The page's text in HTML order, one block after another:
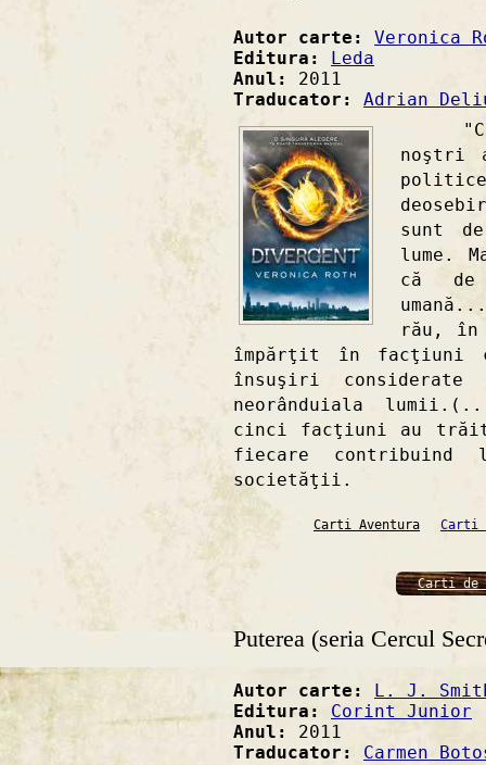
Autor carte: Veronica
Editura: Leda
Anul: 2011
Traducator: Adrian
"Cu
noştri
sunt
lume.
că de
rău, în
împărţit în facţiuni
însuşiri considerate
neorânduiala
cinci facţiuni au trăit
fiecare
societăţii.
Carti Aventura Carti
Carti
Puterea (seria Cercul
Autor carte:
L. J.
Editura: Corint Junior
Anul: 2011
Traducator: Carmen